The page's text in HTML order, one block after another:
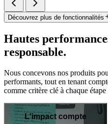
Découvrez plus de fonctionnalités
Hautes
responsable.
Nous concevons nos produits
performants, tout en tenant
comme critère clé à chaque
L'impact compte